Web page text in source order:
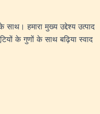
हमारा मुख्य उद्देश्य उत्पाद
के गुणों के साथ बढ़िया स्वाद